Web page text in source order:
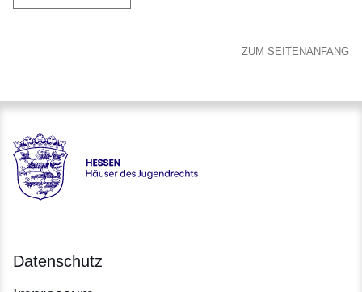
ZUM SEITENANFANG
Hessen - Häuser des Jugendrechts
Datenschutz